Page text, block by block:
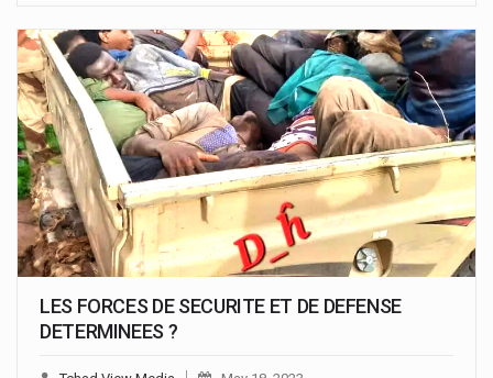
LES FORCES DE SECURITE ET DE DEFENSE
DETERMINEES ?